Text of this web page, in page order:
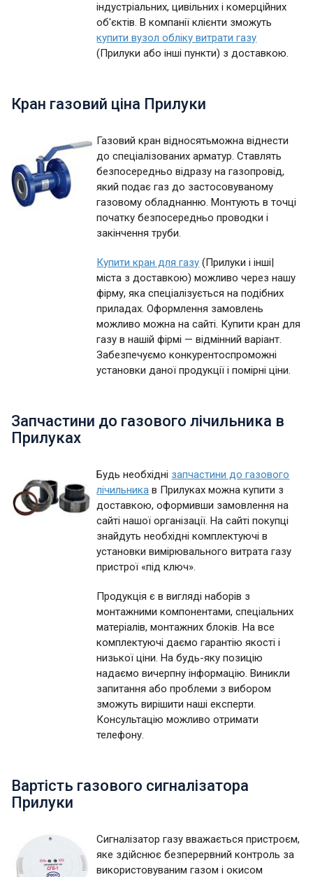
індустріальних, цивільних і комерційних
об'єктів. В компанії клієнти зможуть
купити вузол обліку витрати газу
(Прилуки або інші пункти) з доставкою.
Кран газовий ціна Прилуки
Газовий кран відносятьможна віднести
до спеціалізованих арматур. Ставлять
безпосередньо відразу на газопровід,
який подає газ до застосовуваному
газовому обладнанню. Монтують в точці
початку безпосередньо проводки і
закінчення труби.
Купити кран для газу (Прилуки і інші|
міста з доставкою) можливо через нашу
фірму, яка спеціалізується на подібних
приладах. Оформлення замовлень
можливо можна на сайті. Купити кран для
газу в нашій фірмі — відмінний варіант.
Забезпечуємо конкурентоспроможні
установки даної продукції і помірні ціни.
Запчастини до газового лічильника в
Прилуках
Будь необхідні запчастини до газового
лічильника в Прилуках можна купити з
доставкою, оформивши замовлення на
сайті нашої організації. На сайті покупці
знайдуть необхідні комплектуючі в
установки вимірювального витрата газу
пристрої «під ключ».
Продукція є в вигляді наборів з
монтажними компонентами, спеціальних
матеріалів, монтажних блоків. На все
комплектуючі даємо гарантію якості і
низької ціни. На будь-яку позицію
надаємо вичерпну інформацію. Виникли
запитання або проблеми з вибором
зможуть вирішити наші експерти.
Консультацію можливо отримати
телефону.
Вартість газового сигналізатора
Прилуки
Сигналізатор газу вважається пристроєм,
яке здійснює безперервний контроль за
використовуваним газом і окисом